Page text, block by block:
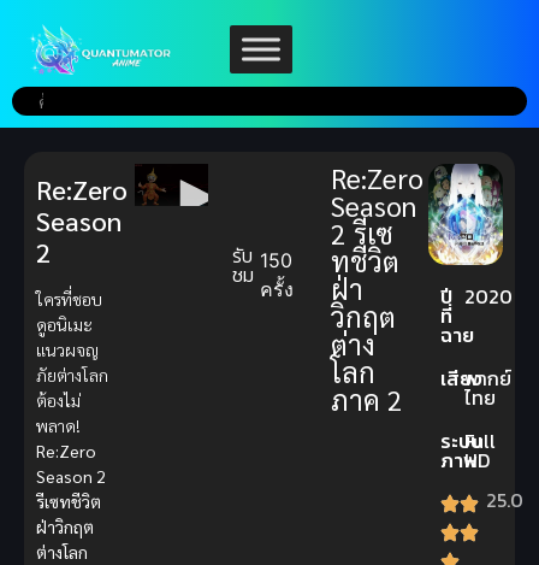
รับ
ชม 150
ครั้ง
Re:Zero
Season
2 รีเซ
ทชีวิต
ฝ่า
วิกฤต
ต่าง
โลก
ภาค 2
ปี
ที่
ฉาย
2020
เสียงพากย์
ไทย
ระบบ
ภาพ
Full
HD
25.0
Re:Zero
Season
2
ใครที่ชอบ
ดูอนิเมะ
แนวผจญ
ภัยต่างโลก
ต้องไม่
พลาด!
Re:Zero
Season 2
รีเซทชีวิต
ฝ่าวิกฤต
ต่างโลก